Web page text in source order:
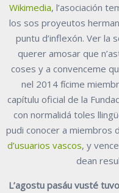
Wikimedia, l’asociación
los sos proyeutos
puntu d’inflexón. Ver la
querer amosar que
coses y a convenceme
nel 2014 fícime
capítulu oficial de la
con normalidá toles
pudi conocer a miembros
d’usuarios vascos, y
dean
L’agostu pasáu vusté